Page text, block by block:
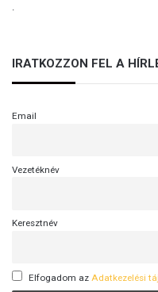
.
IRATKOZZON FEL A
Email
Vezetéknév
Keresztnév
Elfogadom az Adatkezelési